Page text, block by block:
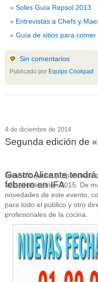
Soles Guía Repsol 2013
Entrevistas a Chefs y
Guía de sitios para comer
Sin comentarios
Publicado por Equipo Cookpad
4 de diciembre de 2014
Segunda edición de
GastroAlicante
febrero en IFA
Arrancan ya los preparativos
«GastroAlicante» 2015. De
novedades de este evento,
para todo el público y otro
profesionales de la cocina.